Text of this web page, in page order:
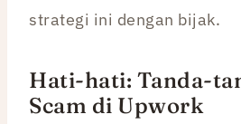
strategi ini dengan bijak.
Hati-hati: Tanda-
Scam di Upwork